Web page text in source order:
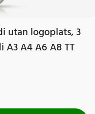
utan logoplats, 3
A4 A6 A8 TT